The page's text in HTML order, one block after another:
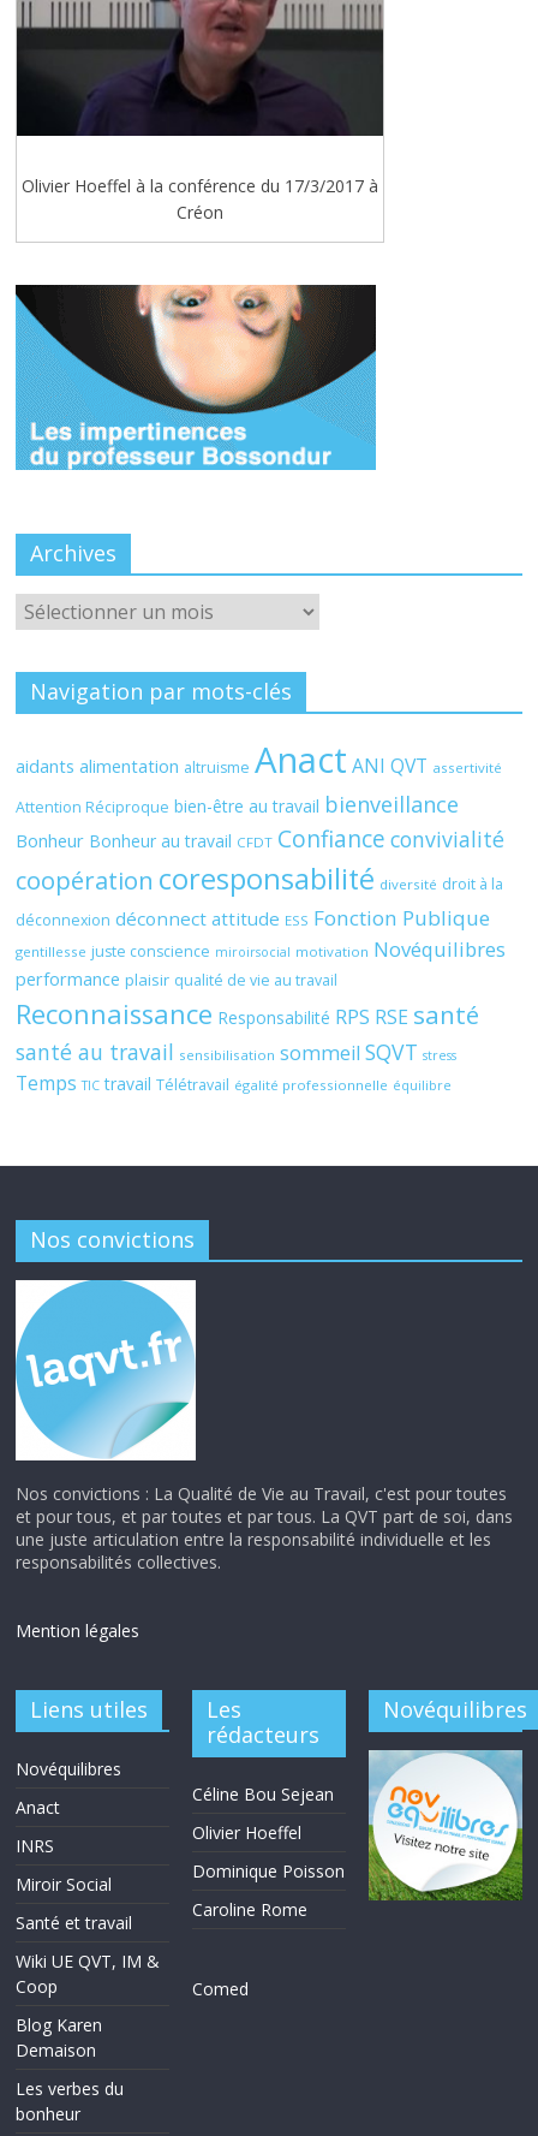
Olivier Hoeffel à la conférence du 17/3/2017 à
Créon
Archives
Archives
Navigation par mots-clés
aidants alimentation altruisme Anact ANI QVT assertivité
Attention Réciproque bien-être au travail bienveillance
Bonheur Bonheur au travail CFDT Confiance convivialité
coopération coresponsabilité diversité droit à la
déconnexion déconnect attitude ESS Fonction Publique
gentillesse juste conscience miroirsocial motivation Novéquilibres
performance plaisir qualité de vie au travail
Reconnaissance Responsabilité RPS RSE santé
santé au travail sensibilisation sommeil SQVT stress
Temps TIC travail Télétravail égalité professionnelle équilibre
Nos convictions
Nos convictions : La Qualité de Vie au Travail, c'est pour toutes
et pour tous, et par toutes et par tous. La QVT part de soi, dans
une juste articulation entre la responsabilité individuelle et les
responsabilités collectives.
Mention légales
Liens utiles
Novéquilibres
Anact
INRS
Miroir Social
Santé et travail
Wiki UE QVT, IM &
Coop
Blog Karen
Demaison
Les verbes du
bonheur
Les
rédacteurs
Céline Bou Sejean
Olivier Hoeffel
Dominique Poisson
Caroline Rome
Comed
Novéquilibres